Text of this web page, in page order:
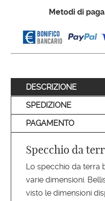
Metodi di
DESCRIZIONE
SPEDIZIONE
PAGAMENTO
Specchio da
Lo specchio da terra
varie dimensioni.
visto le dimensioni